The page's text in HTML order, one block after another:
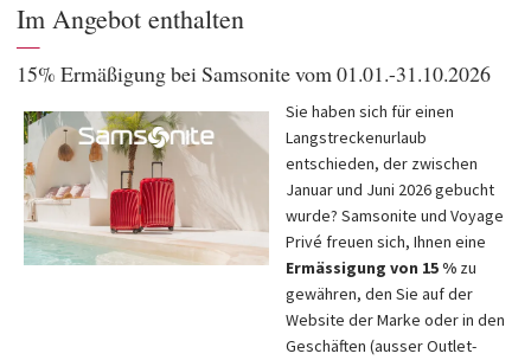
Im Angebot enthalten
—
15% Ermäßigung bei Samsonite vom 01.01.-31.10.2026
Sie haben sich für einen
Langstreckenurlaub
entschieden, der zwischen
Januar und Juni 2026 gebucht
wurde? Samsonite und Voyage
Privé freuen sich, Ihnen eine
Ermässigung von 15 %zu
gewähren, den Sie auf der
Website der Marke oder in den
Geschäften (ausser Outlet-